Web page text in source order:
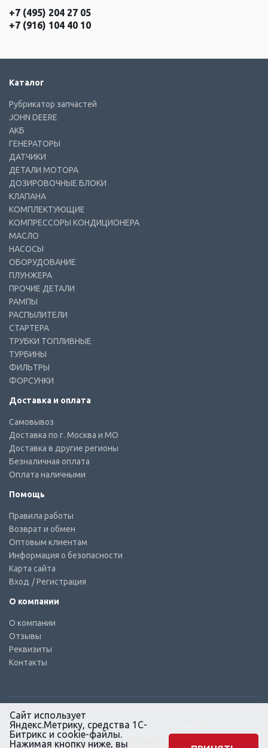
+7 (495) 204 27 05
+7 (916) 104 40 10
Каталог
Рубрикатор запчастей
JOHN DEERE
АКБ
ГЕНЕРАТОРЫ
ДАТЧИКИ
ДЕТАЛИ МОТОРА
ДОЗИРОВОЧНЫЕ БЛОКИ
КЛАПАНА
КОМПЛЕКТУЮЩИЕ
КОМПРЕССОРЫ КОНДИЦИОНЕРА
МАСЛО
НАСОСЫ
ОБОРУДОВАНИЕ
ПЛУНЖЕРА
ПРОЧИЕ ДЕТАЛИ
РАМПЫ
РАСПЫЛИТЕЛИ
СТАРТЕРА
ТРУБКИ ТОПЛИВНЫЕ
ТУРБИНЫ
ФИЛЬТРЫ
ФОРСУНКИ
Доставка и оплата
Самовывоз
Доставка по г. Москва и МО
Доставка в другие регионы
Безналичная оплата
Оплата наличными
Помощь
Правила работы
Возврат и обмен
Оптовым клиентам
Информация о безопасности
Карта сайта
Вход / Регистрация
О компании
О компании
Отзывы
Реквизиты
Контакты
© КТС-Дизель – Комплектующие к топливным системам
Все права защищены, 2003 – 2025
Согласие на обработку персональных данных
Сайт использует
Яндекс.Метрику, средства 1С-
Битрикс и cookie-файлы.
Нажимая кнопку ниже, вы